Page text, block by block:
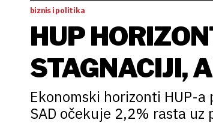
biznis i politika
HUP
STAGNACIJI,
Ekonomski horizonti HUP-
SAD očekuje 2,2% rasta